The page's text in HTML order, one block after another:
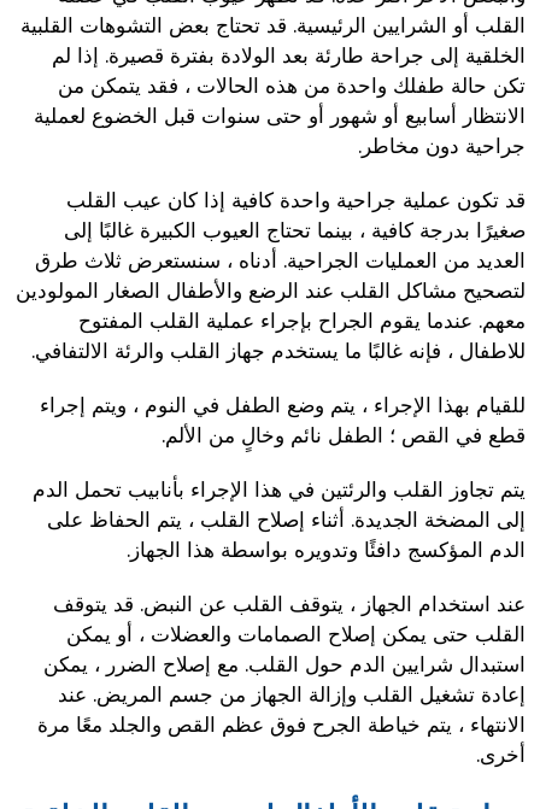
القلب أو الشرايين الرئيسية. قد تحتاج بعض التشوهات القلبية
الخلقية إلى جراحة طارئة بعد الولادة بفترة قصيرة. إذا لم
تكن حالة طفلك واحدة من هذه الحالات ، فقد يتمكن من
الانتظار أسابيع أو شهور أو حتى سنوات قبل الخضوع لعملية
جراحية دون مخاطر.
قد تكون عملية جراحية واحدة كافية إذا كان عيب القلب
صغيرًا بدرجة كافية ، بينما تحتاج العيوب الكبيرة غالبًا إلى
العديد من العمليات الجراحية. أدناه ، سنستعرض ثلاث طرق
لتصحيح مشاكل القلب عند الرضع والأطفال الصغار المولودين
معهم. عندما يقوم الجراح بإجراء عملية القلب المفتوح
للاطفال ، فإنه غالبًا ما يستخدم جهاز القلب والرئة الالتفافي.
للقيام بهذا الإجراء ، يتم وضع الطفل في النوم ، ويتم إجراء
قطع في القص ؛ الطفل نائم وخالٍ من الألم.
يتم تجاوز القلب والرئتين في هذا الإجراء بأنابيب تحمل الدم
إلى المضخة الجديدة. أثناء إصلاح القلب ، يتم الحفاظ على
الدم المؤكسج دافئًا وتدويره بواسطة هذا الجهاز.
عند استخدام الجهاز ، يتوقف القلب عن النبض. قد يتوقف
القلب حتى يمكن إصلاح الصمامات والعضلات ، أو يمكن
استبدال شرايين الدم حول القلب. مع إصلاح الضرر ، يمكن
إعادة تشغيل القلب وإزالة الجهاز من جسم المريض. عند
الانتهاء ، يتم خياطة الجرح فوق عظم القص والجلد معًا مرة
أخرى.